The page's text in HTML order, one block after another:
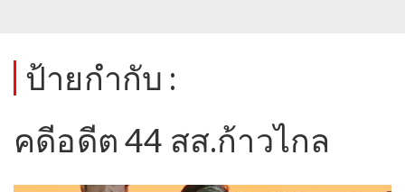
ป้ายกำกับ :
คดีอดีต 44 สส.ก้าวไกล